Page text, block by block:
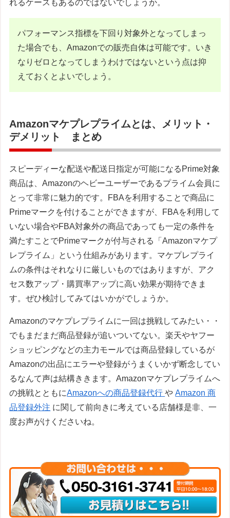
れるケースもあるのではないでしょうか。
パフォーマンス指標を下回り対象外となってしまっ
た場合でも、Amazonでの販売自体は可能です。いき
なりゼロとなってしまうわけではないという点は抑
えておくとよいでしょう。
Amazonマケプレプライムとは、メリット・
デメリット まとめ
スピーディーな配送や配送日指定が可能になるPrime対象
商品は、Amazonのヘビーユーザーであるプライム会員に
とって非常に魅力的です。FBAを利用することで商品に
Primeマークを付けることができますが、FBAを利用して
いない場合やFBA対象外の商品であっても一定の条件を
満たすことでPrimeマークが付与される「Amazonマケプ
レプライム」という仕組みがあります。マケプレプライ
ムの条件はそれなりに厳しいものではありますが、アク
セス数アップ・購買率アップに高い効果が期待できま
す。ぜひ検討してみてはいかがでしょうか。
Amazonのマケプレプライムに一回は挑戦してみたい・・
でもまだまだ商品登録が追いついてない。楽天やヤフー
ショッピングなどの主力モールでは商品登録しているが
Amazonの出品にエラーや登録がうまくいかず断念してい
るなんて声は結構ききます。Amazonマケプレプライムへ
の挑戦とともにAmazonへの商品登録代行やAmazon 商
品登録外注 に関して前向きに考えている店舗様是非、一
度お声がけくださいね。